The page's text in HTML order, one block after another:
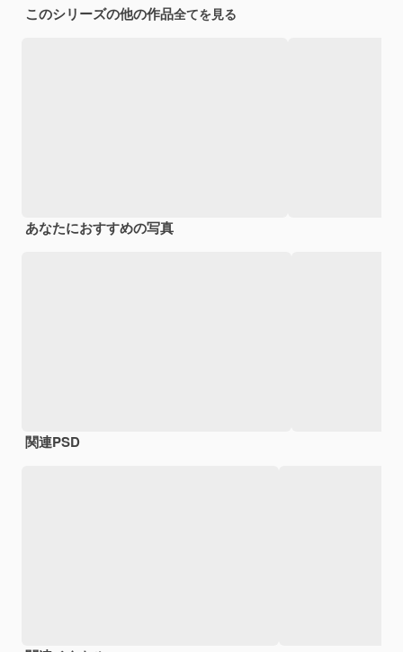
このシリーズの他の作品全てを見る
あなたにおすすめの写真
関連PSD